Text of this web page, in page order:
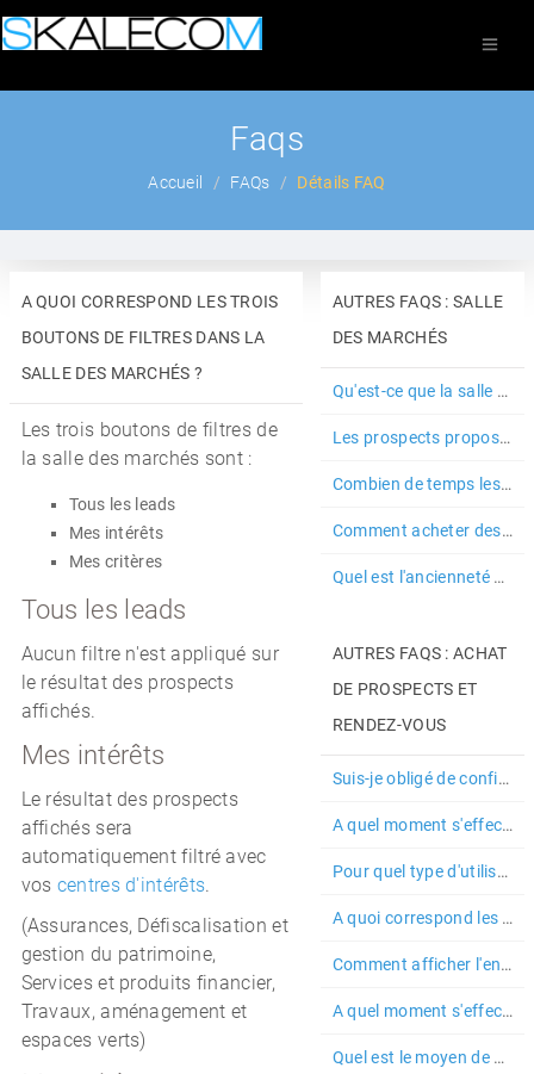
Faqs
Accueil FAQs Détails FAQ
A QUOI CORRESPOND LES TROIS
BOUTONS DE FILTRES DANS LA
SALLE DES MARCHÉS ?
Les trois boutons de filtres de
la salle des marchés sont :
Tous les leads
Mes intérêts
Mes critères
Tous les leads
Aucun filtre n'est appliqué sur
le résultat des prospects
affichés.
Mes intérêts
Le résultat des prospects
affichés sera
automatiquement filtré avec
vos centres d'intérêts.
(Assurances, Défiscalisation et
gestion du patrimoine,
Services et produits financier,
Travaux, aménagement et
espaces verts)
AUTRES FAQS : SALLE
DES MARCHÉS
Qu'est-ce que la salle des marchés ?
Les prospects proposés dans la salle des marchés sont-ils qualifiés ?
Combien de temps les prospects sont-ils proposés à la vente dans la...
Comment acheter des prospects avec mes crédits ?
Quel est l'ancienneté maximum des prospects proposés dans la salle ...
AUTRES FAQS : ACHAT
DE PROSPECTS ET
RENDEZ-VOUS
Suis-je obligé de confirmer une commande que j'ai effectué ?
A quel moment s'effectue la livraison des prospects sur les campagn...
Pour quel type d'utilisateur les campagnes sont-elles utiles ?
A quoi correspond les deux formules disponibles dans la salle des m...
Comment afficher l'ensemble de mes achats effectués avec les crédits ?
A quel moment s'effectue la livraison des prospects sur les command...
Quel est le moyen de paiement utilisé pour les campagnes ?